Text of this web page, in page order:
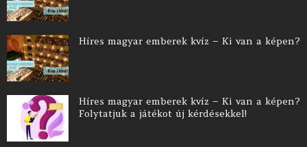
Híres magyar emberek kvíz – Ki van a képen?
Híres magyar emberek kvíz – Ki van a képen?
Folytatjuk a játékot új kérdésekkel!